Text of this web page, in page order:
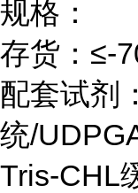
规格：
存货：≤-
配套试剂
统/
Tris-CHL